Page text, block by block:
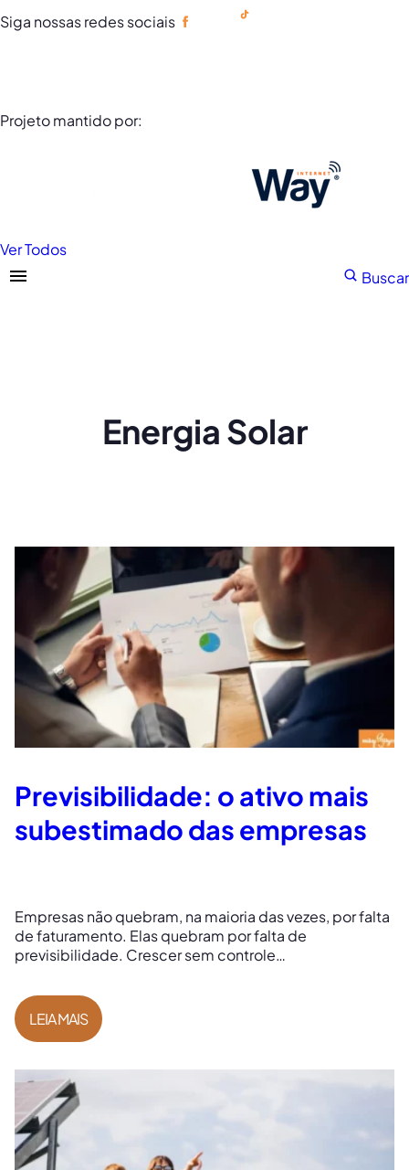
Siga nossas redes sociais
Projeto mantido por:
Ver Todos
Buscar
Energia Solar
Previsibilidade: o ativo mais
subestimado das empresas
Empresas não quebram, na maioria das vezes, por falta
de faturamento. Elas quebram por falta de
previsibilidade. Crescer sem controle…
LEIA MAIS